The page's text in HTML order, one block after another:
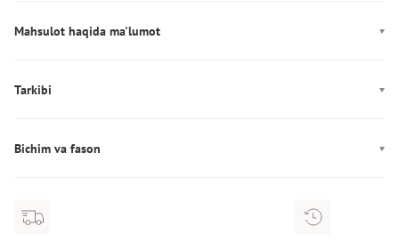
Mahsulot haqida ma'lumot
Mahkamlagich: Elastik belbog‘, bog‘ichlar
Cho'ntaklar: ikkita cho‘ntak
Tarkibi
Bichim va fason